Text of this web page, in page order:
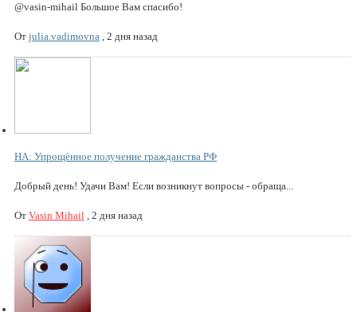
@vasin-mihail Большое Вам спасибо!
От julia.vadimovna , 2 дня назад
НА: Упрощённое получение гражданства РФ
Добрый день! Удачи Вам! Если возникнут вопросы - обраща...
От Vasin Mihail , 2 дня назад